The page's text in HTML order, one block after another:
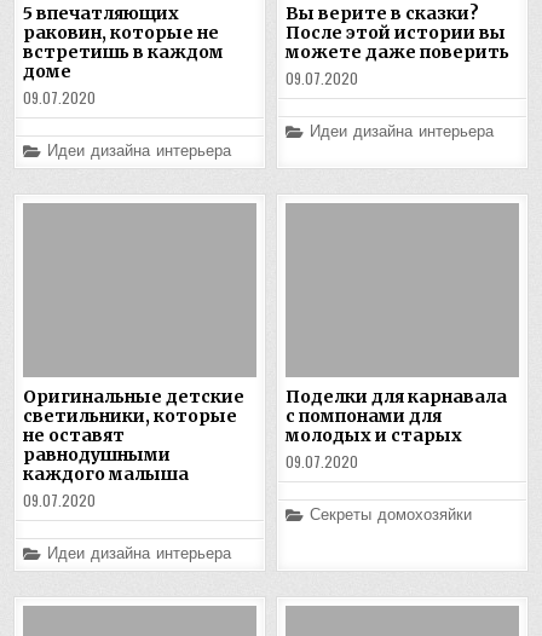
5 впечатляющих
раковин, которые не
встретишь в каждом
доме
09.07.2020
Posted
in
Идеи дизайна интерьера
Вы верите в сказки?
После этой истории вы
можете даже поверить
09.07.2020
Posted
in
Идеи дизайна интерьера
Оригинальные детские
светильники, которые
не оставят
равнодушными
каждого малыша
09.07.2020
Posted
in
Идеи дизайна интерьера
Поделки для карнавала
с помпонами для
молодых и старых
09.07.2020
Posted
Секреты домохозяйки